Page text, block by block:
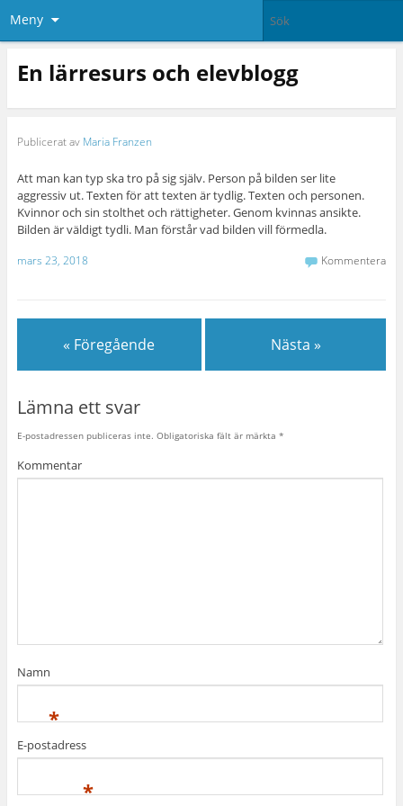
Meny
En lärresurs och elevblogg
Publicerat av Maria Franzen
Att man kan typ ska tro på sig själv. Person på bilden ser lite
aggressiv ut. Texten för att texten är tydlig. Texten och personen.
Kvinnor och sin stolthet och rättigheter. Genom kvinnas ansikte.
Bilden är väldigt tydli. Man förstår vad bilden vill förmedla.
mars 23, 2018 Kommentera
« Föregående Nästa »
Lämna ett svar
E-postadressen publiceras inte. Obligatoriska fält är märkta *
Kommentar
Namn
*
E-postadress
*